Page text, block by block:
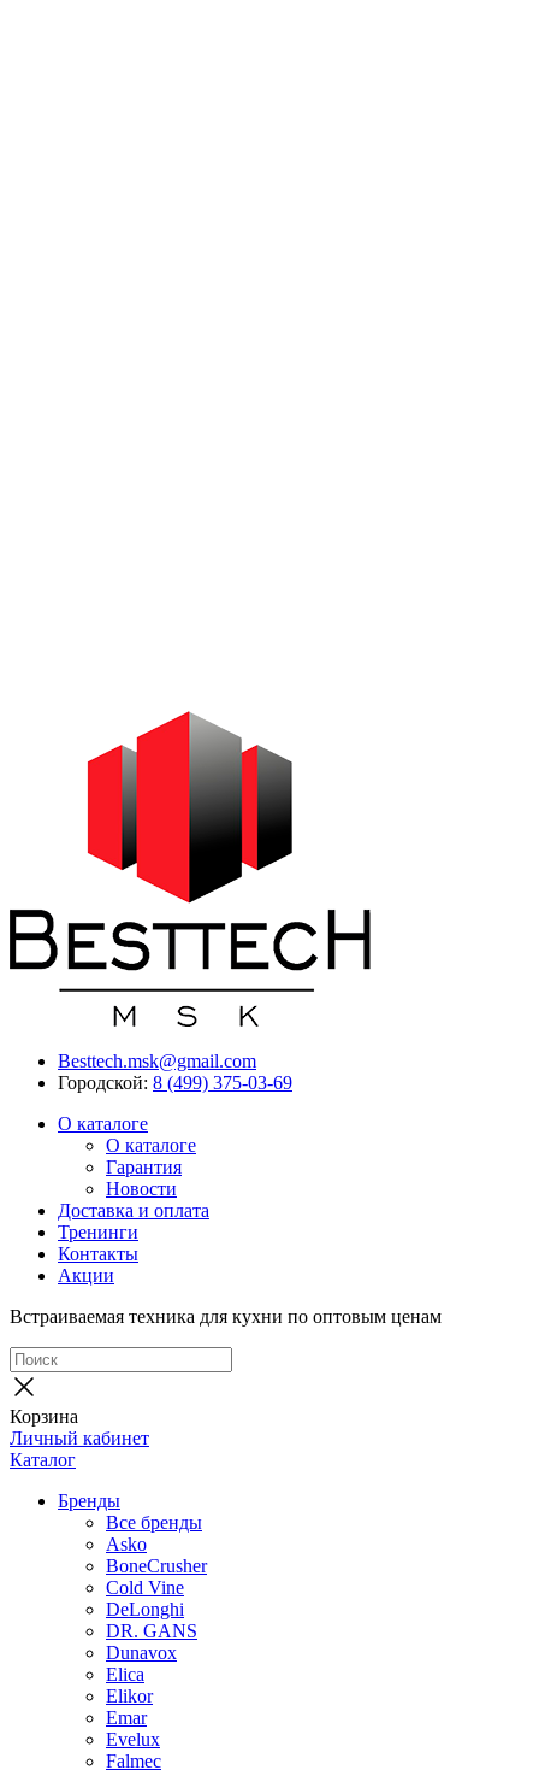
Besttech.msk@gmail.com
Городской: 8 (499) 375-03-69
О каталоге
О каталоге
Гарантия
Новости
Доставка и оплата
Тренинги
Контакты
Акции
Встраиваемая техника для кухни по оптовым ценам
Корзина
Личный кабинет
Каталог
Бренды
Все бренды
Asko
BoneCrusher
Cold Vine
DeLonghi
DR. GANS
Dunavox
Elica
Elikor
Emar
Evelux
Falmec